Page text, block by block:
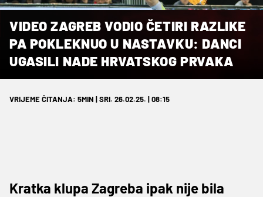
VIDEO ZAGREB VODIO ČETIRI RAZLIKE
PA POKLEKNUO U NASTAVKU: DANCI
UGASILI NADE HRVATSKOG PRVAKA
VRIJEME ČITANJA: 5MIN | SRI. 26.02.25. | 08:15
Kratka klupa Zagreba ipak nije bila